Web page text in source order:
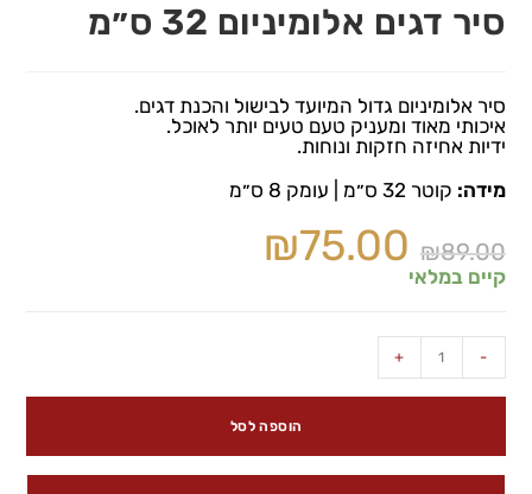
סיר דגים אלומיניום 32 ס״מ
סיר אלומיניום גדול המיועד לבישול והכנת דגים.
איכותי מאוד ומעניק טעם טעים יותר לאוכל.
ידיות אחיזה חזקות ונוחות.
מידה: קוטר 32 ס״מ | עומק 8 ס״מ
₪89.00
₪75.00
קיים במלאי
-
+
הוספה לסל